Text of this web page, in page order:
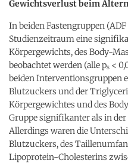
Gewichtsverlust beim
In beiden Fastengruppen
Studienzeitraum eine
Körpergewichts, des Body-
beobachtet werden (alle ps <
beiden Interventionsgruppen
Blutzuckers und der
Körpergewichtes und des
Gruppe signifikanter als in der
Allerdings waren die
Blutzuckers, des
Lipoprotein-Cholesterins